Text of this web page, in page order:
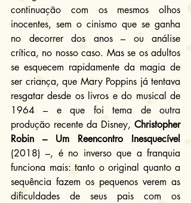
continuação com os mesmos olhos
inocentes, sem o cinismo que se ganha
no decorrer dos anos – ou análise
crítica, no nosso caso. Mas se os adultos
se esquecem rapidamente da magia de
ser criança, que Mary Poppins já tentava
resgatar desde os livros e do musical de
1964 – e que foi tema de outra
produção recente da Disney, Christopher
Robin – Um Reencontro Inesquecível
(2018) –, é no inverso que a franquia
funciona mais: tanto o original quanto a
sequência fazem os pequenos verem as
dificuldades de seus pais com os